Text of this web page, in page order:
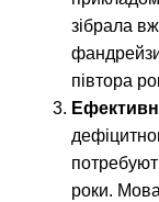
зібрала
півтора
роки.